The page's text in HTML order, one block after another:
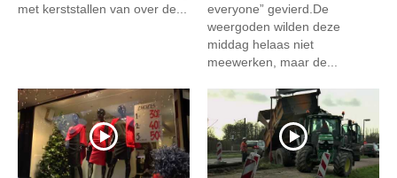
met kerststallen van over de...
everyone” gevierd.De
weergoden wilden deze
middag helaas niet
meewerken, maar de...